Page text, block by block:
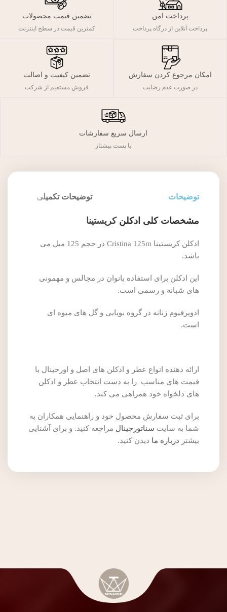
پرداخت امن
پرداخت آنلاین از درگاه پرداخت
تضمین قیمت محصولات
کمترین قیمت در سطح اینترنت
امکان مرجوع کردن سفارش
در صورت عدم رضایت
تضمین کیفیت و اصالت
فروش مستقیم از شرکت
ارسال سریع سفارشات
با پست پیشتاز
توضیحات توضیحات تکمیلی
مشخصات کلی ادکلنکریستینا
ادکلن کریستینا Cristina 125m در حجم 125 میل می
باشد.
این ادکلن برای استفاده بانوان در مجالس و مهمونی
های شبانه و رسمی است.
ادوپرفیوم زنانه در گروه بویایی و گل های میوه ای
است.
ارائه دهنده انواع عطر و ادکلن های اصل و اورجینال با
قیمت های مناسب را به دست انتخاب عطر و ادکلن
های دلخواه خود همراهی می کند.
برای ثبت سفارش محصول خود و راهنمایی همکاران به
شما به سایت سناتورجینال مراجعه کنید. و برای آشنایی
بیشتر درباره ما دیدن کنید.